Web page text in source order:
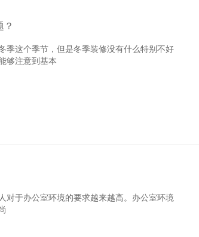
？
季这个季节，但是冬季装修没有什么特别不好
够注意到基本
对于办公室环境的要求越来越高。办公室环境